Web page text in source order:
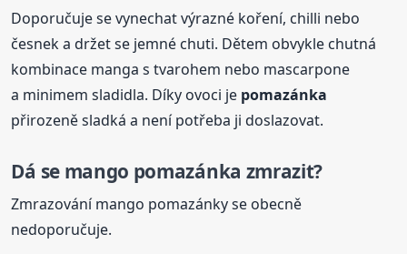
Doporučuje se vynechat výrazné koření, chilli nebo
česnek a držet se jemné chuti. Dětem obvykle chutná
kombinace manga s tvarohem nebo mascarpone
a minimem sladidla. Díky ovoci je pomazánka
přirozeně sladká a není potřeba ji doslazovat.
Dá se mango pomazánka zmrazit?
Zmrazování mango pomazánky se obecně
nedoporučuje.